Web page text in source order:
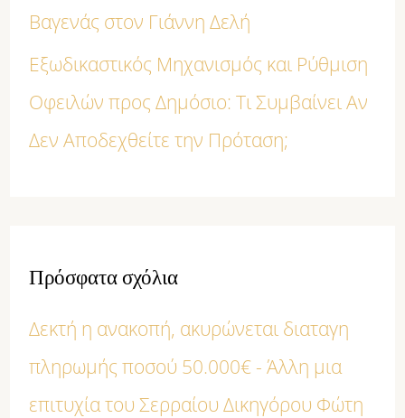
Βαγενάς στον Γιάννη Δελή
Εξωδικαστικός Μηχανισμός και Ρύθμιση
Οφειλών προς Δημόσιο: Τι Συμβαίνει Αν
Δεν Αποδεχθείτε την Πρόταση;
Πρόσφατα σχόλια
Δεκτή η ανακοπή, ακυρώνεται διαταγη
πληρωμής ποσού 50.000€ - Άλλη μια
επιτυχία του Σερραίου Δικηγόρου Φώτη